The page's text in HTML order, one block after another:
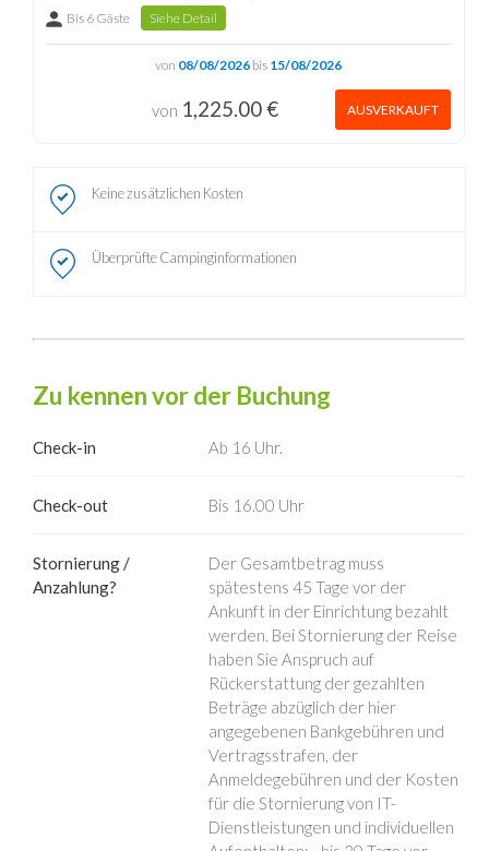
Bis 6 Gäste Siehe Detail
von 08/08/2026 bis 15/08/2026
von 1,225.00 € AUSVERKAUFT
Keine zusätzlichen Kosten
Überprüfte Campinginformationen
Zu kennen vor der Buchung
Check-in Ab 16 Uhr.
Check-out Bis 16.00 Uhr
Stornierung /
Anzahlung?
Der Gesamtbetrag muss
spätestens 45 Tage vor der
Ankunft in der Einrichtung bezahlt
werden. Bei Stornierung der Reise
haben Sie Anspruch auf
Rückerstattung der gezahlten
Beträge abzüglich der hier
angegebenen Bankgebühren und
Vertragsstrafen, der
Anmeldegebühren und der Kosten
für die Stornierung von IT-
Dienstleistungen und individuellen